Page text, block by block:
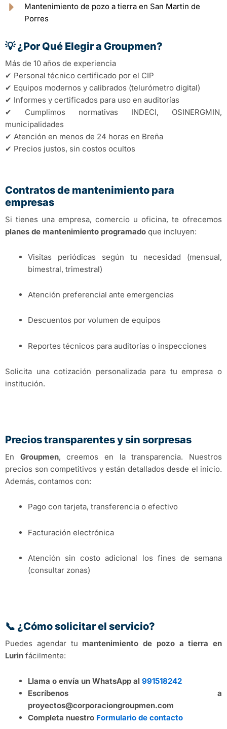
Mantenimiento de pozo a tierra en San Martin de
Porres
💡 ¿Por Qué Elegir a Groupmen?
Más de 10 años de experiencia
✔ Personal técnico certificado por el CIP
✔ Equipos modernos y calibrados (telurómetro digital)
✔ Informes y certificados para uso en auditorías
✔ Cumplimos normativas INDECI, OSINERGMIN,
municipalidades
✔ Atención en menos de 24 horas en Breña
✔ Precios justos, sin costos ocultos
Contratos de mantenimiento para
empresas
Si tienes una empresa, comercio u oficina, te ofrecemos
planes de mantenimiento programado que incluyen:
Visitas periódicas según tu necesidad (mensual,
bimestral, trimestral)
Atención preferencial ante emergencias
Descuentos por volumen de equipos
Reportes técnicos para auditorías o inspecciones
Solicita una cotización personalizada para tu empresa o
institución.
Precios transparentes y sin sorpresas
En Groupmen, creemos en la transparencia. Nuestros
precios son competitivos y están detallados desde el inicio.
Además, contamos con:
Pago con tarjeta, transferencia o efectivo
Facturación electrónica
Atención sin costo adicional los fines de semana
(consultar zonas)
📞 ¿Cómo solicitar el servicio?
Puedes agendar tu mantenimiento de pozo a tierra en
Lurin fácilmente:
Llama o envía un WhatsApp al 991518242
Escríbenos a
proyectos@corporaciongroupmen.com
Completa nuestro Formulario de contacto